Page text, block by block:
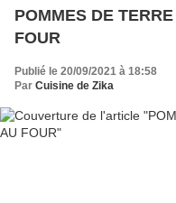
POMMES DE
FOUR
Publié le 20/09/2021 à 18:58
Par Cuisine de Zika